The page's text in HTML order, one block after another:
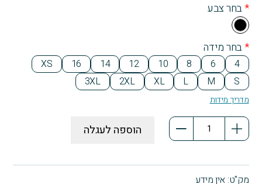
*בחר צבע
Bla
ck
*בחר מידה
4
6
8
10
12
14
16
XS
S
M
L
XL
2XL
3XL
מדריך מידות
כמות
טריקו
שחורה
הוספה לעגלה
מק"ט: אין מידע